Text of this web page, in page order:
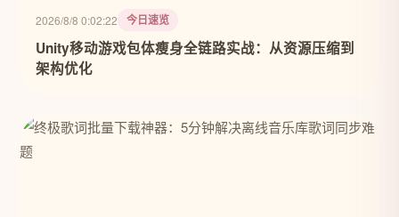
2026/8/8 0:02:22 今日速览
Unity移动游戏包体瘦身全链路实战：从资源压缩到
架构优化